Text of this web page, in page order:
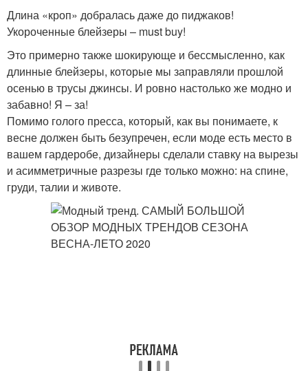
Длина «кроп» добралась даже до пиджаков!
Укороченные блейзеры – must buy!
Это примерно также шокирующе и бессмысленно, как
длинные блейзеры, которые мы заправляли прошлой
осенью в трусы джинсы. И ровно настолько же модно и
забавно! Я – за!
Помимо голого пресса, который, как вы понимаете, к
весне должен быть безупречен, если моде есть место в
вашем гардеробе, дизайнеры сделали ставку на вырезы
и асимметричные разрезы где только можно: на спине,
груди, талии и животе.